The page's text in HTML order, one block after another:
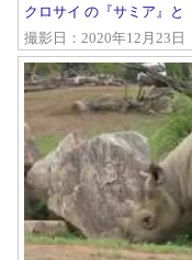
クロサイ の『サミア』と
撮影日：2020年12月23日